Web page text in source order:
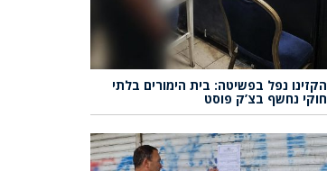
הקזינו נפל בפשיטה: בית הימורים בלתי
חוקי נחשף בצ’ק פוסט